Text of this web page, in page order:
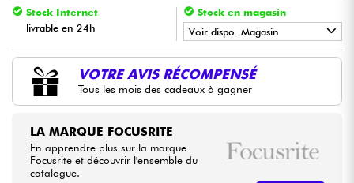
Eveil Musical
Câbles & Access.
Packs
Stock Internet
livrable en 24h
Stock en magasin
Voir dispo. Magasin
• Star'SMusicBORDEAUX
• Star SMusic
• Star
VOTRE AVIS RÉCOMPENSÉ
Tous les mois des cadeaux à gagner
LA MARQUE FOCUSRITE
En apprendre plus sur la marque
Focusrite et découvrir l'ensemble du
catalogue.